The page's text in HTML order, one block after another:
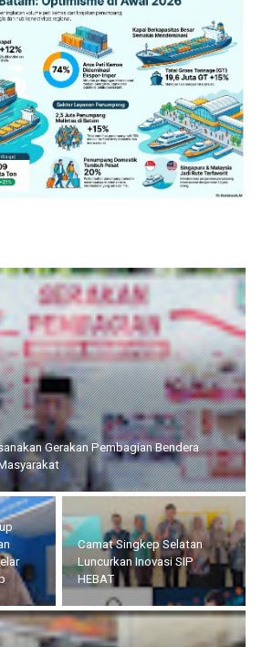
Natuna Hadiri Kegiatan Bakti Sosial
Group
Gelar Operasi Cukai Selama
4 Hari, Bea Cukai Batam
Amankan 32.790 Batang
Rokok Illegal